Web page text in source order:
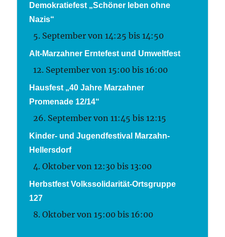
Demokratiefest „Schöner leben ohne
Nazis“
5. September von 14:25 bis14:50
Alt-Marzahner Erntefest und Umweltfest
12. September von 15:00 bis16:00
Hausfest „40 Jahre Marzahner
Promenade 12/14“
26. September von 11:45 bis12:15
Kinder- und Jugendfestival Marzahn-
Hellersdorf
4. Oktober von 12:30 bis13:00
Herbstfest Volkssolidarität-Ortsgruppe
127
8. Oktober von 15:00 bis16:00